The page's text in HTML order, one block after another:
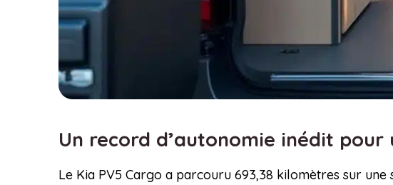
Un record d’autonomie inédit
Le Kia PV5 Cargo a parcouru 693,38 kilomètres sur